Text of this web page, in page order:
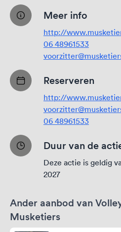
Meer info
http://
06 48961533
Reserveren
http://
06 48961533
Duur van de
Deze actie is geldig
2027
Ander aanbod van
Musketiers